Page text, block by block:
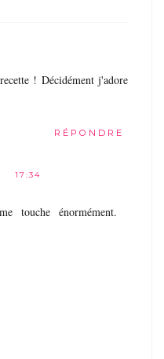
! Décidément j'adore
RÉPONDRE
17:34
touche énormément.